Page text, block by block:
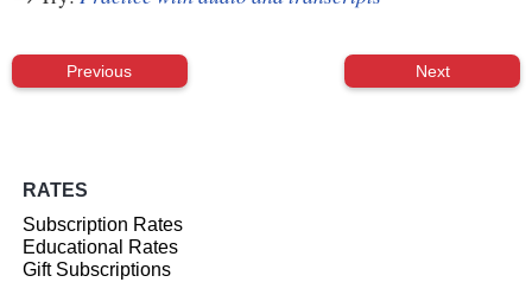
Previous Next
RATES
Subscription Rates
Educational Rates
Gift Subscriptions